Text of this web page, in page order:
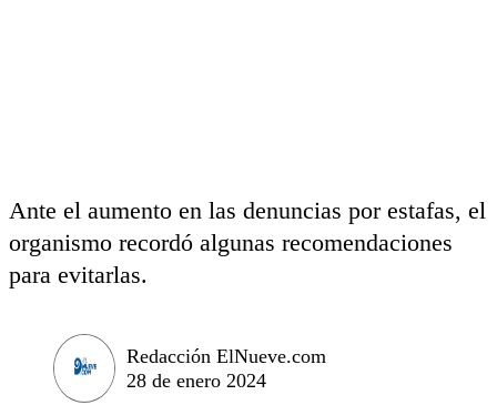
Ante el aumento en las denuncias por estafas, el
organismo recordó algunas recomendaciones
para evitarlas.
Redacción ElNueve.com
28 de enero 2024